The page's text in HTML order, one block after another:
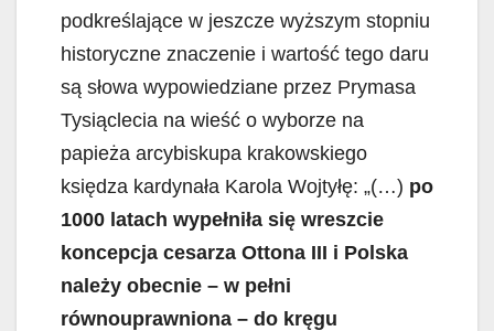
podkreślające w jeszcze wyższym stopniu
historyczne znaczenie i wartość tego daru
są słowa wypowiedziane przez Prymasa
Tysiąclecia na wieść o wyborze na
papieża arcybiskupa krakowskiego
księdza kardynała Karola Wojtyłę: „(…) po
1000 latach wypełniła się wreszcie
koncepcja cesarza Ottona III i Polska
należy obecnie – w pełni
równouprawniona – do kręgu